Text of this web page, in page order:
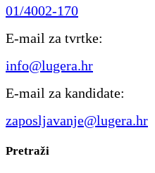
01/4002-170
E-mail za tvrtke:
info@lugera.hr
E-mail za kandidate:
zaposljavanje@lugera.hr
Pretraži